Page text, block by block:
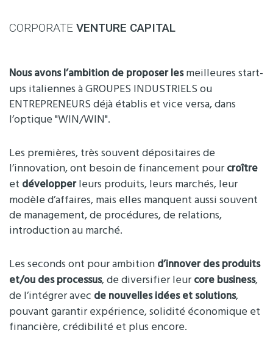
CORPORATE VENTURE CAPITAL
Nous avons l’ambition de proposer lesmeilleures start-
ups italiennes à GROUPES INDUSTRIELS ou
ENTREPRENEURS déjà établis et vice versa, dans
l’optique "WIN/WIN".
Les premières, très souvent dépositaires de
l’innovation, ont besoin de financement pourcroître
et développerleurs produits, leurs marchés, leur
modèle d’affaires, mais elles manquent aussi souvent
de management, de procédures, de relations,
introduction au marché.
Les seconds ont pour ambition d’innover des produits
et/ou des processus, de diversifier leurcore business,
de l’intégrer avec de nouvelles idées et solutions,
pouvant garantir expérience, solidité économique et
financière, crédibilité et plus encore.